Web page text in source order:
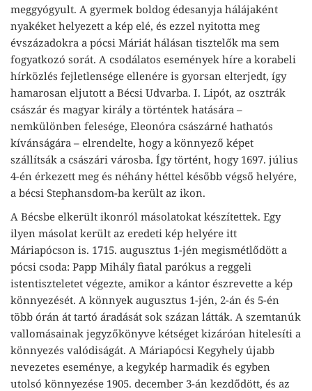
meggyógyult. A gyermek boldog édesanyja hálájaként
nyakéket helyezett a kép elé, és ezzel nyitotta meg
évszázadokra a pócsi Máriát hálásan tisztelők ma sem
fogyatkozó sorát. A csodálatos események híre a korabeli
hírközlés fejletlensége ellenére is gyorsan elterjedt, így
hamarosan eljutott a Bécsi Udvarba. I. Lipót, az osztrák
császár és magyar király a történtek hatására –
nemkülönben felesége, Eleonóra császárné hathatós
kívánságára – elrendelte, hogy a könnyező képet
szállítsák a császári városba. Így történt, hogy 1697. július
4-én érkezett meg és néhány héttel később végső helyére,
a bécsi Stephansdom-ba került az ikon.
A Bécsbe elkerült ikonról másolatokat készítettek. Egy
ilyen másolat került az eredeti kép helyére itt
Máriapócson is. 1715. augusztus 1-jén megismétlődött a
pócsi csoda: Papp Mihály fiatal parókus a reggeli
istentiszteletet végezte, amikor a kántor észrevette a kép
könnyezését. A könnyek augusztus 1-jén, 2-án és 5-én
több órán át tartó áradását sok százan látták. A szemtanúk
vallomásainak jegyzőkönyve kétséget kizáróan hitelesíti a
könnyezés valódiságát. A Máriapócsi Kegyhely újabb
nevezetes eseménye, a kegykép harmadik és egyben
utolsó könnyezése 1905. december 3-án kezdődött, és az